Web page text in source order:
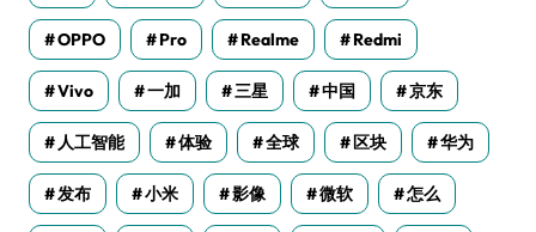
OPPO Pro Realme Redmi
Vivo 一加 三星 中国 京东
人工智能 体验 全球 区块 华为
发布 小米 影像 微软 怎么